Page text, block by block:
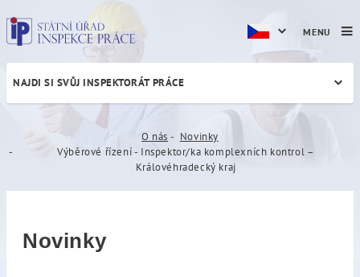
Výběrové řízení -
NAJDI SI SVŮJ INSPEKTORÁT PRÁCE
O nás
Novinky
Výběrové řízení - Inspektor/ka komplexních kontrol –
Královéhradecký kraj
Novinky
MENU